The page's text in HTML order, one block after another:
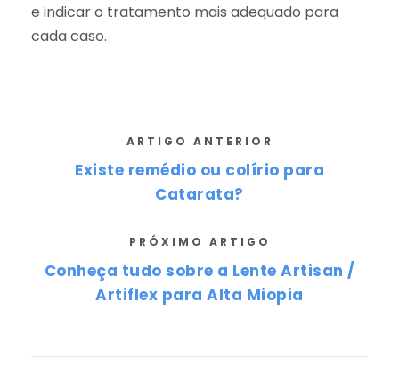
e indicar o tratamento mais adequado para
cada caso.
ARTIGO ANTERIOR
Existe remédio ou colírio para
Catarata?
PRÓXIMO ARTIGO
Conheça tudo sobre a Lente Artisan /
Artiflex para Alta Miopia